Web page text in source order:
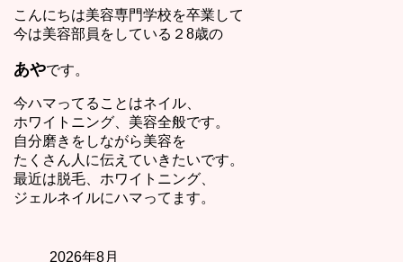
こんにちは美容専門学校を卒業して
今は美容部員をしている２8歳の
あやです。
今ハマってることはネイル、
ホワイトニング、美容全般です。
自分磨きをしながら美容を
たくさん人に伝えていきたいです。
最近は脱毛、ホワイトニング、
ジェルネイルにハマってます。
2026年8月